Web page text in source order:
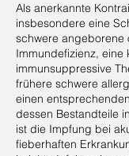
Als anerkannte
insbesondere eine
schwere angeborene
Immundefizienz, eine
immunsuppressive
frühere schwere
einen
dessen Bestandteile
ist die Impfung bei
fieberhaften